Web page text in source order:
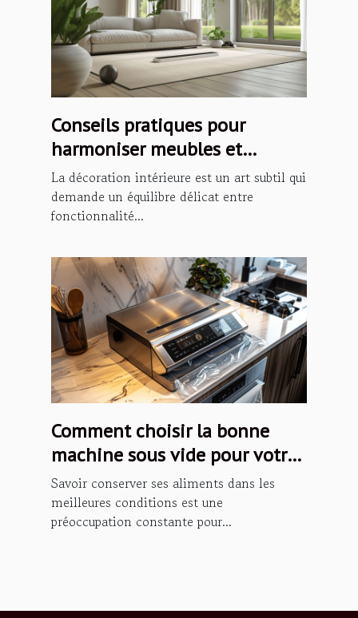
Conseils pratiques pour
harmoniser meubles et
décoration intérieure
La décoration intérieure est un art subtil qui
demande un équilibre délicat entre
fonctionnalité...
Comment choisir la bonne
machine sous vide pour votre
cuisine
Savoir conserver ses aliments dans les
meilleures conditions est une
préoccupation constante pour...